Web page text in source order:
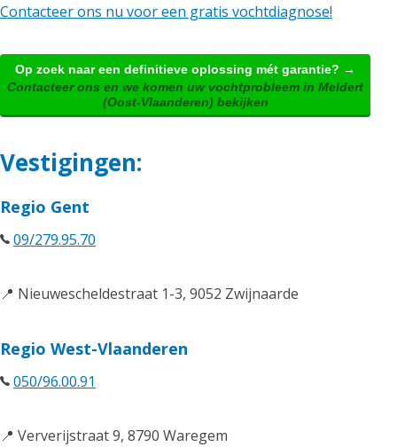
Contacteer ons nu voor een gratis vochtdiagnose!
Op zoek naar een definitieve oplossing mét garantie? →
Contacteer ons en we komen uw vochtprobleem in Meldert
(Oost-Vlaanderen) bekijken
Vestigingen:
Regio Gent
09/279.95.70
📍 Nieuwescheldestraat 1-3, 9052 Zwijnaarde
Regio West-Vlaanderen
050/96.00.91
📍 Ververijstraat 9, 8790 Waregem